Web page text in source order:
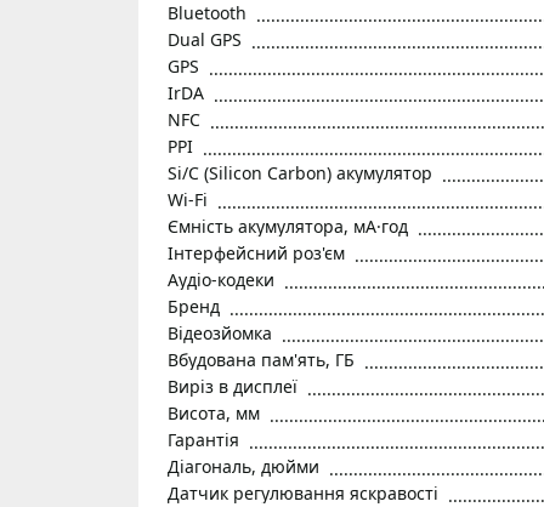
Bluetooth
Dual GPS
GPS
IrDA
NFC
PPI
Si/C (Silicon Carbon) акумулятор
Wi-Fi
Ємність акумулятора, мА·год
Інтерфейсний роз'єм
Аудіо-кодеки
Бренд
Відеозйомка
Вбудована пам'ять, ГБ
Виріз в дисплеї
Висота, мм
Гарантія
Діагональ, дюйми
Датчик регулювання яскравості